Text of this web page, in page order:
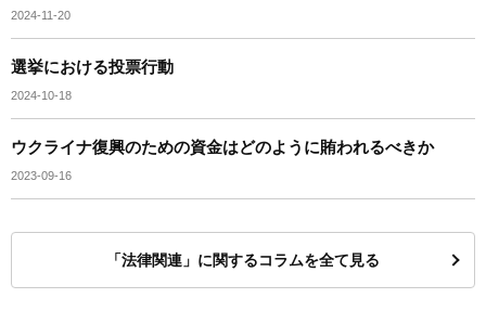
2024-11-20
選挙における投票行動
2024-10-18
ウクライナ復興のための資金はどのように賄われるべきか
2023-09-16
「法律関連」に関するコラムを全て見る